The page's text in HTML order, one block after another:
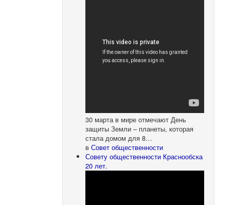
30 марта в мире отмечают День
защиты Земли – планеты, которая
стала домом для 8…
вСовет общественности
Совету общественности Краснообска
20 лет.